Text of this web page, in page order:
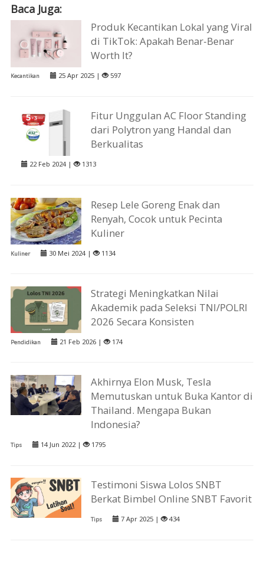
Baca Juga:
Produk Kecantikan Lokal yang Viral
di TikTok: Apakah Benar-Benar
Worth It?
Kecantikan 25 Apr 2025 | 597
Fitur Unggulan AC Floor Standing
dari Polytron yang Handal dan
Berkualitas
22 Feb 2024 | 1313
Resep Lele Goreng Enak dan
Renyah, Cocok untuk Pecinta
Kuliner
Kuliner 30 Mei 2024 | 1134
Strategi Meningkatkan Nilai
Akademik pada Seleksi TNI/POLRI
2026 Secara Konsisten
Pendidikan 21 Feb 2026 | 174
Akhirnya Elon Musk, Tesla
Memutuskan untuk Buka Kantor di
Thailand. Mengapa Bukan
Indonesia?
Tips 14 Jun 2022 | 1795
Testimoni Siswa Lolos SNBT
Berkat Bimbel Online SNBT Favorit
Tips 7 Apr 2025 | 434